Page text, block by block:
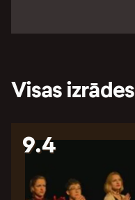
Visas izrādes
9.4